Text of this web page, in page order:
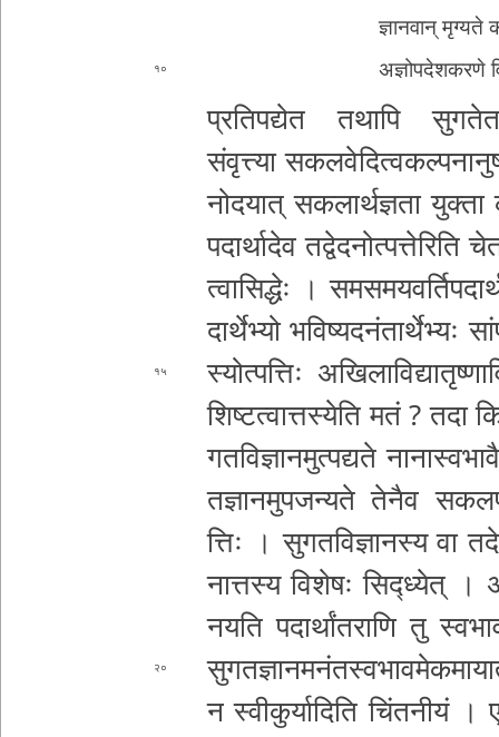
ज्ञा­न­वा­न् मृग्यते
१० अ­ज्ञो­प­दे­श­क­र­णे
प्र­ति­प­द्ये­त तथापि
संवृत्त्या स­क­ल­वे­दि­त्व­क­ल्प
नो­द­या­त् स­क­ला­र्थ­ज्ञ­ता
प­दा­र्था­दे­व
त्वा­सि­द्धेः ।
दा­र्थे­भ्यो भ­वि­ष्य­द­नं­ता­र्थे­भ्यः
१५
स्यो­त्प­त्तिः
शि­ष्ट­त्वा­त्त­स्ये­ति मतं ? तदा
ग­त­वि­ज्ञा­न­मु­त्प­द्य­ते
त­ज्ञा­न­मु­प­ज­न्य­ते तेनैव
त्तिः । सु­ग­त­वि­ज्ञा­न­स्य वा
ना­त्त­स्य विशेषः सिद्ध्येत् ।
न­य­ति प­दा­र्थां­त­रा­णि तु
२०
न स्वी­कु­र्या­दि­ति चिं­त­नी­यं